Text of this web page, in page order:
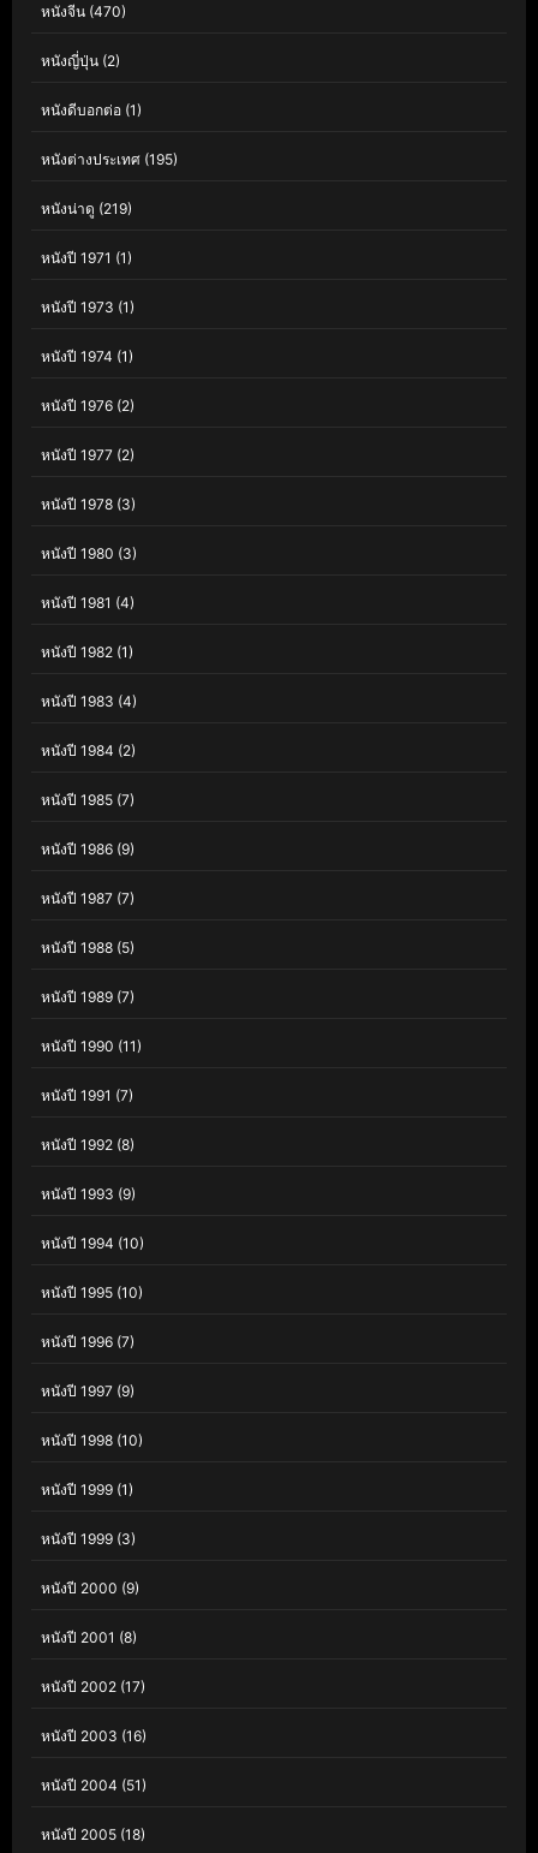
หนังจีน (470)
หนังญี่ปุ่น (2)
หนังดีบอกต่อ (1)
หนังต่างประเทศ (195)
หนังน่าดู (219)
หนังปี 1971 (1)
หนังปี 1973 (1)
หนังปี 1974 (1)
หนังปี 1976 (2)
หนังปี 1977 (2)
หนังปี 1978 (3)
หนังปี 1980 (3)
หนังปี 1981 (4)
หนังปี 1982 (1)
หนังปี 1983 (4)
หนังปี 1984 (2)
หนังปี 1985 (7)
หนังปี 1986 (9)
หนังปี 1987 (7)
หนังปี 1988 (5)
หนังปี 1989 (7)
หนังปี 1990 (11)
หนังปี 1991 (7)
หนังปี 1992 (8)
หนังปี 1993 (9)
หนังปี 1994 (10)
หนังปี 1995 (10)
หนังปี 1996 (7)
หนังปี 1997 (9)
หนังปี 1998 (10)
หนังปี 1999 (1)
หนังปี 1999 (3)
หนังปี 2000 (9)
หนังปี 2001 (8)
หนังปี 2002 (17)
หนังปี 2003 (16)
หนังปี 2004 (51)
หนังปี 2005 (18)